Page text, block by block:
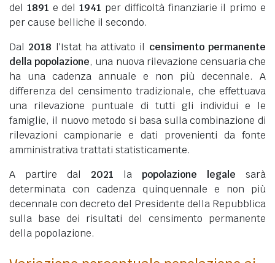
del 1891 e del1941 per difficoltà finanziarie il primo e
per cause belliche il secondo.
Dal 2018 l'Istat ha attivato il censimento permanente
della popolazione, una nuova rilevazione censuaria che
ha una cadenza annuale e non più decennale. A
differenza del censimento tradizionale, che effettuava
una rilevazione puntuale di tutti gli individui e le
famiglie, il nuovo metodo si basa sulla combinazione di
rilevazioni campionarie e dati provenienti da fonte
amministrativa trattati statisticamente.
A partire dal 2021 la popolazione legale sarà
determinata con cadenza quinquennale e non più
decennale con decreto del Presidente della Repubblica
sulla base dei risultati del censimento permanente
della popolazione.